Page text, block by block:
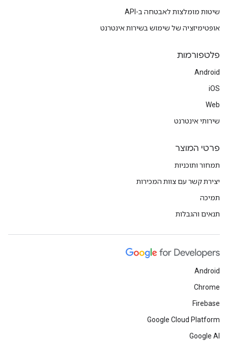
שיטות מומלצות לאבטחה ב-API
אופטימיזציה של שימוש בשירות אינטרנט
פלטפורמות
Android
iOS
Web
שירותי אינטרנט
פרטי המוצר
תמחור ותוכניות
יצירת קשר עם צוות המכירות
תמיכה
תנאים והגבלות
Android
Chrome
Firebase
Google Cloud Platform
Google AI